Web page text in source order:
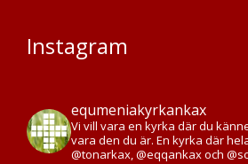
Instagram
equmeniakyrkankax
Vi vill vara en kyrka där du
vara den du är. En kyrka där
@tonarkax, @eqqankax och